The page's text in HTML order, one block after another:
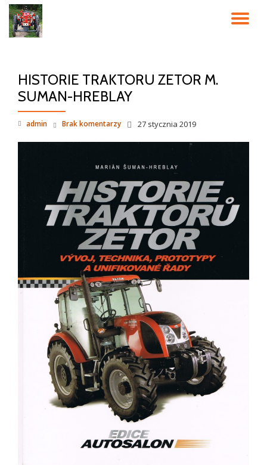
Przeskocz
HISTORIE TRAKTORU ZETOR M.
SUMAN-HREBLAY
admin 27 stycznia 2019
Brak komentarzy